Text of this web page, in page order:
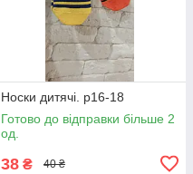
Носки дитячі. р16-18
Готово до відправки більше 2
од.
38 ₴ 40 ₴